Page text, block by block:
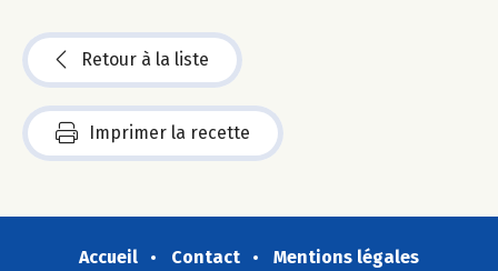
Retour à la liste
Imprimer la recette
Accueil Contact
Mentions légales